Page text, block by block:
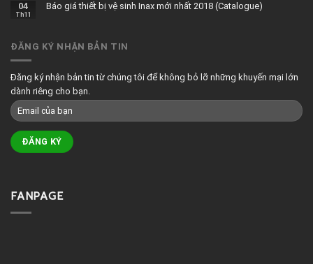
04
Th11
Báo giá thiết bị vệ sinh Inax mới nhất 2018 (Catalogue)
ĐĂNG KÝ NHẬN BẢN TIN
Đăng ký nhận bản tin từ chúng tôi để không bỏ lỡ những khuyến mại lớn
dành riêng cho bạn.
FANPAGE